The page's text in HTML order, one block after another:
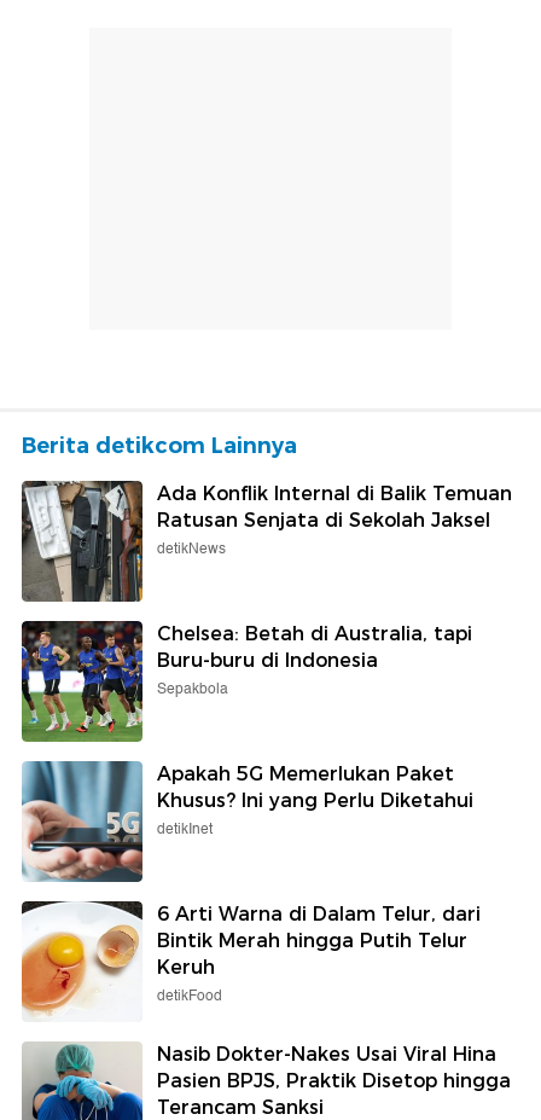
Berita detikcom Lainnya
Ada Konflik Internal di Balik Temuan
Ratusan Senjata di Sekolah Jaksel
detikNews
Chelsea: Betah di Australia, tapi
Buru-buru di Indonesia
Sepakbola
Apakah 5G Memerlukan Paket
Khusus? Ini yang Perlu Diketahui
detikInet
6 Arti Warna di Dalam Telur, dari
Bintik Merah hingga Putih Telur
Keruh
detikFood
Nasib Dokter-Nakes Usai Viral Hina
Pasien BPJS, Praktik Disetop hingga
Terancam Sanksi